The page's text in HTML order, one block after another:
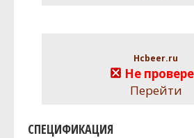
Hcbeer.ru
Не
Перейти
СПЕЦИФИКАЦИЯ